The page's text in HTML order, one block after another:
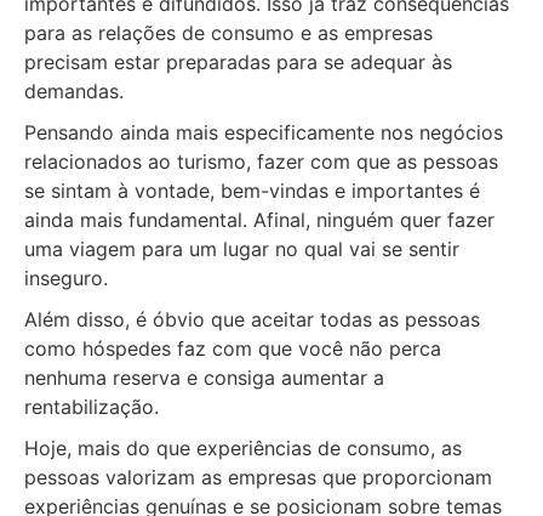
para as relações de consumo e as empresas
precisam estar preparadas para se adequar às
demandas.
Pensando ainda mais especificamente nos negócios
relacionados ao turismo, fazer com que as pessoas
se sintam à vontade, bem-vindas e importantes é
ainda mais fundamental. Afinal, ninguém quer fazer
uma viagem para um lugar no qual vai se sentir
inseguro.
Além disso, é óbvio que aceitar todas as pessoas
como hóspedes faz com que você não perca
nenhuma reserva e consiga aumentar a
rentabilização.
Hoje, mais do que experiências de consumo, as
pessoas valorizam as empresas que proporcionam
experiências genuínas e se posicionam sobre temas